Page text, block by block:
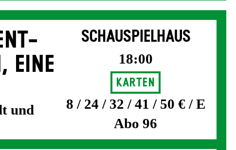
EINE
und
SCHAUSPIELHAUS
18:00
Karten
8 / 24 / 32 / 41 / 50 € / E
Abo 96